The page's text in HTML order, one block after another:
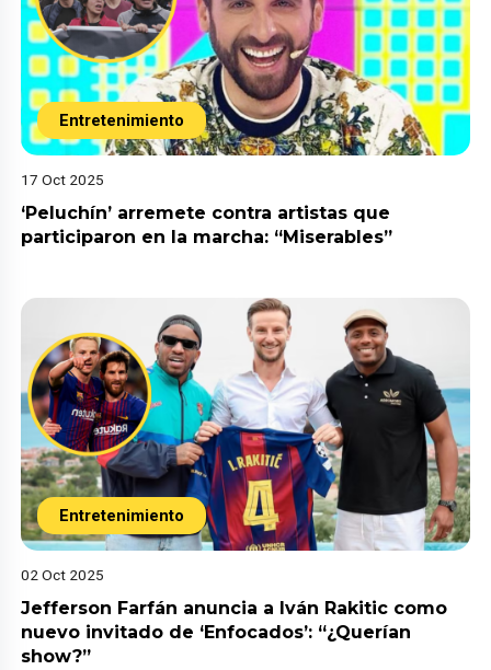
Entretenimiento
17 Oct 2025
‘Peluchín’ arremete contra artistas que
participaron en la marcha: “Miserables”
Entretenimiento
02 Oct 2025
Jefferson Farfán anuncia a Iván Rakitic como
nuevo invitado de ‘Enfocados’: “¿Querían
show?”